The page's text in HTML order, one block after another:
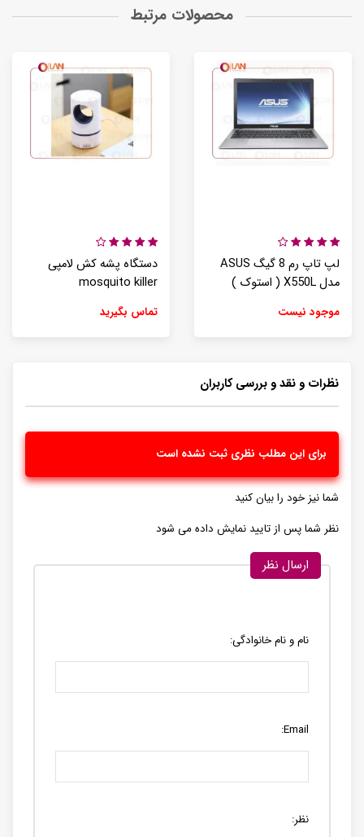
محصولات مرتبط
دستگاه پشه کش لامپی
mosquito killer
تماس بگیرید
لپ تاپ رم 8 گیگ ASUS
مدل X550L ( استوک )
موجود نیست
نظرات و نقد و بررسی کاربران
برای این مطلب نظری ثبت نشده است
شما نیز خود را بیان کنید
نظر شما پس از تایید نمایش داده می شود
ارسال نظر
نام و نام خانوادگی:
Email:
نظر: